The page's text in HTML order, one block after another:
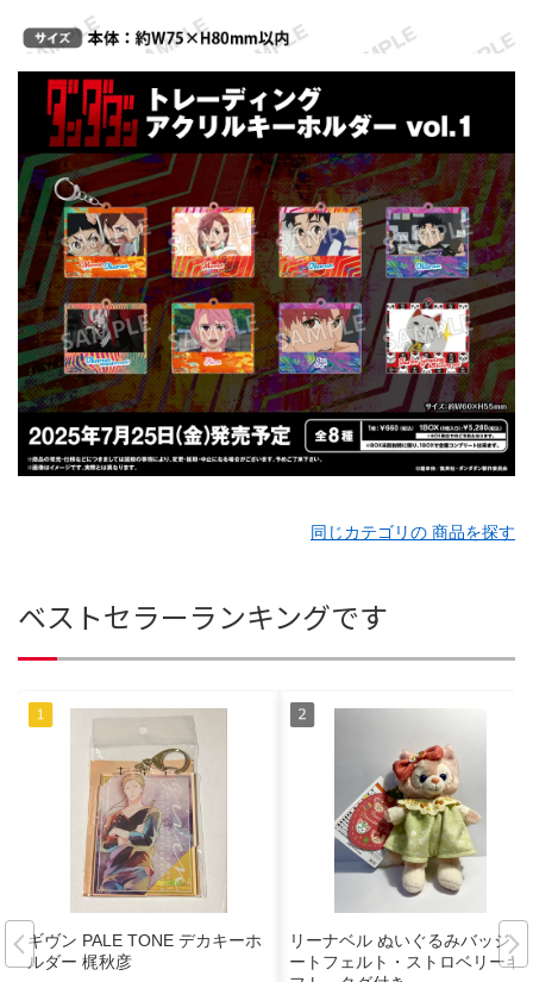
同じカテゴリの 商品を探す
ベストセラーランキングです
ギヴン PALE TONE デカキーホ
ルダー 梶秋彦
リーナベル ぬいぐるみバッジ ハ
ートフェルト・ストロベリーギ